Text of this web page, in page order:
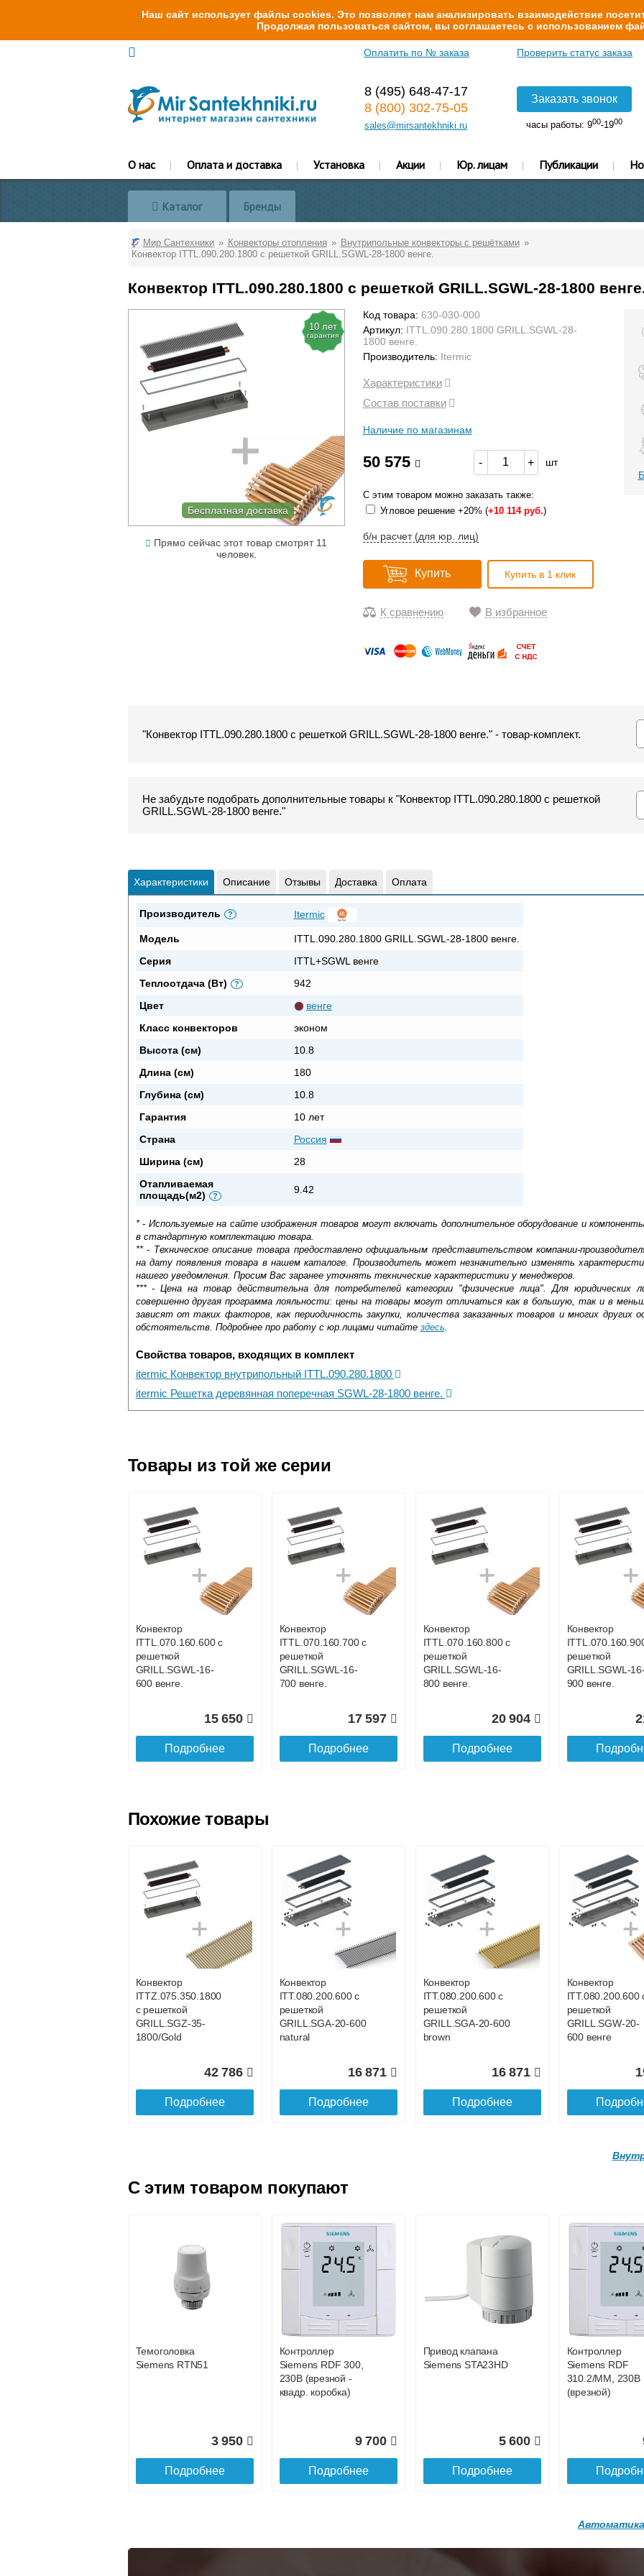
Наш сайт использует файлы cookies. Это позволяет нам анализировать взаимодействие
Продолжая пользоваться сайтом, вы соглашаетесь с использованием
Оплатить по № заказа Проверить статус заказа
8 (495) 648-47-17
8 (800) 302-75-05
sales@mirsantekhniki.ru
Заказать звонок
часы работы: 900-1900
О нас Оплата и доставка Установка Акции Юр. лицам Публикации
Каталог Бренды
Мир Сантехники Конвекторы отопления
Внутрипольные конвекторы с решётками
Конвектор ITTL.090.280.1800 с решеткой GRILL.SGWL-28-1800 венге.
Конвектор ITTL.090.280.1800 с решеткой GRILL.SGWL-28-1800
10 лет
гарантия
Бесплатная доставка
Прямо сейчас этот товар смотрят 11
человек.
Код товара: 630-030-000
Артикул: ITTL.090.280.1800 GRILL.SGWL-28-
1800 венге.
Производитель: Itermic
Характеристики
Состав поставки
Наличие по магазинам
50 575 - + шт
С этим товаром можно заказать также:
Угловое решение +20% (+10 114 руб.)
б/н расчет (для юр. лиц)
Купить Купить в 1 клик
К сравнению В избранное
"Конвектор ITTL.090.280.1800 с решеткой GRILL.SGWL-28-1800 венге." - товар-комплект.
Не забудьте подобрать дополнительные товары к "Конвектор ITTL.090.280.1800 с решеткой
GRILL.SGWL-28-1800 венге."
Характеристики Описание Отзывы Доставка Оплата
Производитель ? Itermic
Модель
ITTL.090.280.1800 GRILL.SGWL-28-1800 венге.
Серия
ITTL+SGWL венге
Теплоотдача (Вт)
?
942
Цвет
венге
Класс конвекторов
эконом
Высота (см)
10.8
Длина (см)
180
Глубина (см)
10.8
Гарантия
10 лет
Страна
Россия
Ширина (см)
28
Отапливаемая
площадь(м2)
?
9.42
* - Используемые на сайте изображения товаров могут включать дополнительное оборудование и
в стандартную комплектацию товара.
** - Техническое описание товара предоставлено официальным представительством компании-
на дату появления товара в нашем каталоге. Производитель может незначительно изменять
нашего уведомления. Просим Вас заранее уточнять технические характеристики у менеджеров.
*** - Цена на товар действительна для потребителей категории "физические лица". Для юридических
совершенно другая программа лояльности: цены на товары могут отличаться как в большую, так и в
зависят от таких факторов, как периодичность закупки, количества заказанных товаров и многих других
обстоятельств. Подробнее про работу с юр.лицами читайте здесь
Свойства товаров, входящих в комплект
itermic Конвектор внутрипольный ITTL.090.280.1800
itermic Решетка деревянная поперечная SGWL-28-1800 венге.
Доставка сантехники по Москве и Московской области
Подъем на этаж.
до подъезда
услуга платная
возможность
Доставка в регионы России.
Возможные способы оплаты:
Интернет-деньгами (Yandex-деньги, Web-money, Qiwi-кошельки и другие).
Безналичный расчёт (возможно и с НДС)
Товары из той же серии
Конвектор
ITTL.070.160.600 с
решеткой
GRILL.SGWL-16-
600 венге.
15 650
Подробнее
Конвектор
ITTL.070.160.700 с
решеткой
GRILL.SGWL-16-
700 венге.
17 597
Подробнее
Конвектор
ITTL.070.160.800 с
решеткой
GRILL.SGWL-16-
800 венге.
20 904
Подробнее
Конвектор
решеткой
GRILL.SGWL-16-
900 венге.
Конвектор
ITTL.070.160.1100
GRILL.SGWL-16-
25 101
Подробнее
Конвектор
ITTL.070.160.1200
GRILL.SGWL-16-
27 026
Подробнее
Конвектор
ITTL.070.160.1300
GRILL.SGWL-16-
29 122
Конвектор
GRILL.SGWL-
1600 венге.
34 891
Конвектор
с решеткой
GRILL.SGWL-16-
1700 венге.
36 818
Подробнее
GRILL.SGWL-16-
38 752
Подробнее
с решеткой
GRILL.SGWL-16-
1900 венге.
Похожие товары
Конвектор
ITTZ.075.350.1800
с решеткой
GRILL.SGZ-35-
1800/Gold
42 786
Подробнее
Конвектор
ITT.080.200.600 с
решеткой
GRILL.SGA-20-600
natural
16 871
Подробнее
Конвектор
ITT.080.200.600 с
решеткой
GRILL.SGA-20-600
brown
16 871
Подробнее
Конвектор
ITT.080.200.600
решеткой
GRILL.SGW-20-
600 венге
Конвектор
ITT.080.200.1200 с
решеткой
GRILL.SGA-20-
Конвектор
решеткой
GRILL.SGA-20-600
Подробнее
ITT.080.200.1200 с
решеткой
GRILL.SGA-20-
28 142
Конвектор
решеткой
GRILL.SGW-20-
1200 венге
Конвектор
Конвектор
Конвектор
ITT.080.200.1200 с
Конвектор
C этим товаром покупают
Темоголовка
Siemens RTN51
3 950
Подробнее
Контроллер
Siemens RDF 300,
230В (врезной -
квадр. коробка)
9 700
Подробнее
Привод клапана
Siemens STA23HD
5 600
Подробнее
Контроллер
Siemens RDF
310.2/MM, 230В
(врезной)